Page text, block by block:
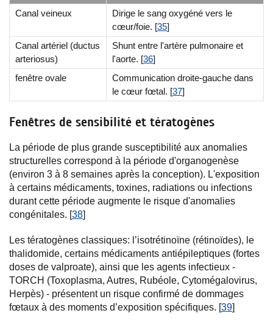
Canal veineux
Dirige le sang oxygéné vers le
cœur/foie. [35]
Canal artériel (ductus
arteriosus)
Shunt entre l'artère pulmonaire et
l'aorte. [36]
fenêtre ovale
Communication droite-gauche dans
le cœur fœtal. [37]
Fenêtres de sensibilité et tératogènes
La période de plus grande susceptibilité aux anomalies
structurelles correspond à la période d'organogenèse
(environ 3 à 8 semaines après la conception). L'exposition
à certains médicaments, toxines, radiations ou infections
durant cette période augmente le risque d'anomalies
congénitales. [38]
Les tératogènes classiques: l’isotrétinoïne (rétinoïdes), le
thalidomide, certains médicaments antiépileptiques (fortes
doses de valproate), ainsi que les agents infectieux -
TORCH (Toxoplasma, Autres, Rubéole, Cytomégalovirus,
Herpès) - présentent un risque confirmé de dommages
fœtaux à des moments d’exposition spécifiques. [39]